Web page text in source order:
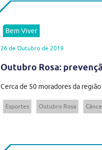
Bem Viver
26 de Outubro de 2019
Outubro Rosa:
Cerca de 50 moradores da
Esportes Outubro Rosa